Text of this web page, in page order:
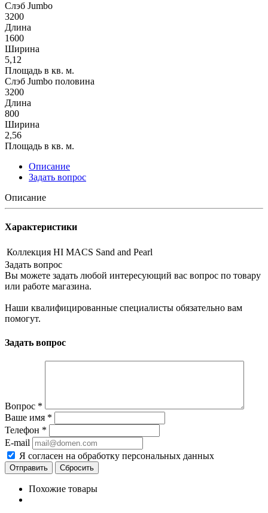
Слэб Jumbo
3200
Длина
1600
Ширина
5,12
Площадь в кв. м.
Слэб Jumbo половина
3200
Длина
800
Ширина
2,56
Площадь в кв. м.
Описание
Задать вопрос
Описание
Характеристики
Коллекция HI MACS Sand and Pearl
Задать вопрос
Вы можете задать любой интересующий вас вопрос по товару
или работе магазина.
Наши квалифицированные специалисты обязательно вам
помогут.
Задать вопрос
Вопрос *
Ваше имя *
Телефон *
E-mail
Я согласен на обработку персональных данных
Сбросить
Похожие товары